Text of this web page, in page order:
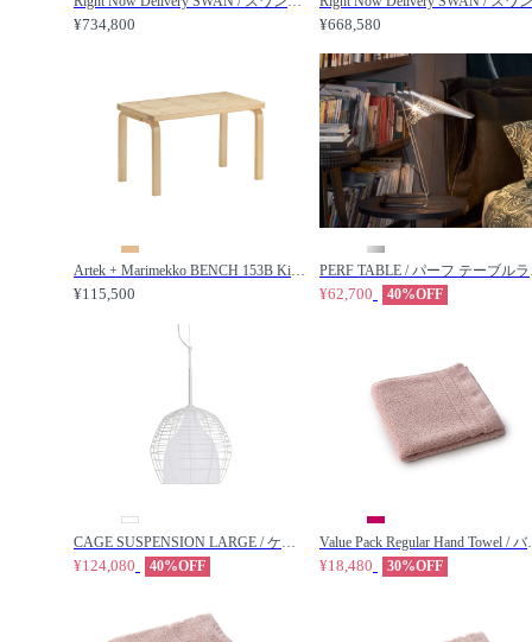
¥734,800 ¥668,580
Artek + Marimekko BENCH 153B Kivet / アルテック + マリメッコ ベンチ 153B キヴェット / Artek / アルテック
¥115,500
PERF
¥62,700 40%OFF
CAGE SUSPENSION LARGE / ケージ サスペンションライト ラージ（ホワイト） / DIESEL LIVING / ディーゼルリビング
¥124,080 40%OFF
Value Pack Regular Hand
¥18,480 30%OFF